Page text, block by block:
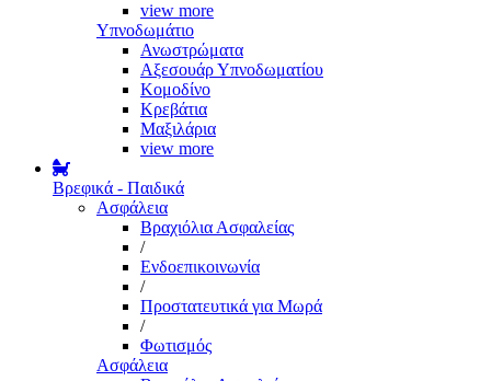
view more
Υπνοδωμάτιο
Ανωστρώματα
Αξεσουάρ Υπνοδωματίου
Κομοδίνο
Κρεβάτια
Μαξιλάρια
view more
Βρεφικά - Παιδικά
Ασφάλεια
Βραχιόλια Ασφαλείας
/
Ενδοεπικοινωνία
/
Προστατευτικά για Μωρά
/
Φωτισμός
Ασφάλεια